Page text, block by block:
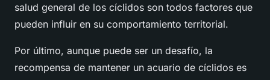
salud general de los cíclidos son todos factores que
pueden influir en su comportamiento territorial.
Por último, aunque puede ser un desafío, la
recompensa de mantener un acuario de cíclidos es